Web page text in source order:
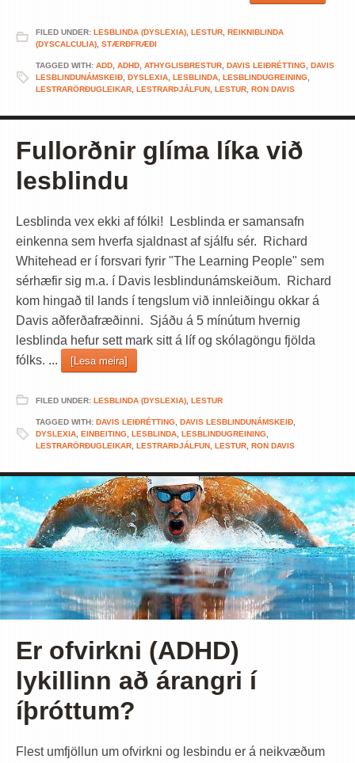
FILED UNDER: LESBLINDA (DYSLEXIA) LESTUR REIKNIBLINDA
(DYSCALCULIA) STÆRÐFRÆÐI
TAGGED WITH: ADD ADHD ATHYGLISBRESTUR DAVIS LEIÐRÉTTING DAVIS
LESBLINDUNÁMSKEIÐ DYSLEXIA LESBLINDA LESBLINDUGREINING
LESTRARÖRÐUGLEIKAR LESTRARÞJÁLFUN LESTUR RON DAVIS
Fullorðnir glíma líka við
lesblindu
Lesblinda vex ekki af fólki! Lesblinda er samansafn
einkenna sem hverfa sjaldnast af sjálfu sér. Richard
Whitehead er í forsvari fyrir "The Learning People" sem
sérhæfir sig m.a. í Davis lesblindunámskeiðum. Richard
kom hingað til lands í tengslum við innleiðingu okkar á
Davis aðferðafræðinni. Sjáðu á 5 mínútum hvernig
lesblinda hefur sett mark sitt á líf og skólagöngu fjölda
fólks. ...
[Lesa meira]
FILED UNDER: LESBLINDA (DYSLEXIA) LESTUR
TAGGED WITH: DAVIS LEIÐRÉTTING DAVIS LESBLINDUNÁMSKEIÐ
DYSLEXIA EINBEITING LESBLINDA LESBLINDUGREINING
LESTRARÖRÐUGLEIKAR LESTRARÞJÁLFUN LESTUR RON DAVIS
Er ofvirkni (ADHD)
lykillinn að árangri í
íþróttum?
Flest umfjöllun um ofvirkni og lesbindu er á neikvæðum